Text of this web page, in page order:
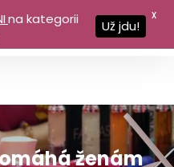
ženám
na kategorii
Už jdu!
X